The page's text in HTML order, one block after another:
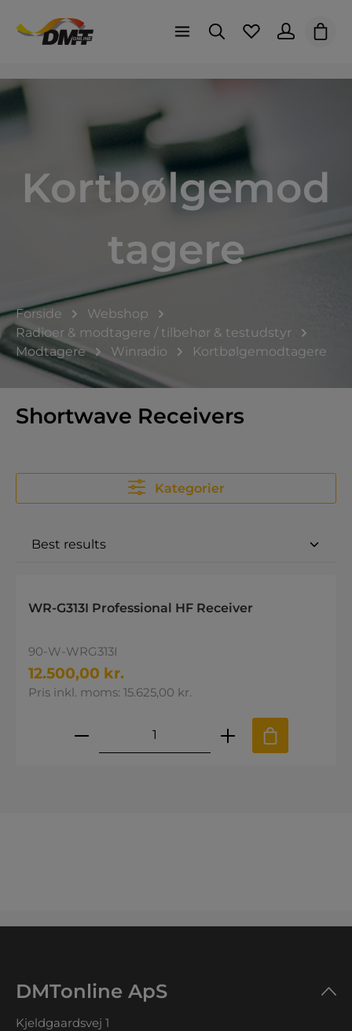
Kortbølgemod
tagere
Forside
Webshop
Radioer & modtagere / tilbehør & testudstyr
Modtagere
Winradio Kortbølgemodtagere
Shortwave Receivers
Kategorier
WR-G313I Professional HF Receiver
90-W-WRG313I
12.500,00 kr.
Pris inkl. moms: 15.625,00 kr.
Produktmængde: Indtast den
DMTonline ApS
Kjeldgaardsvej 1